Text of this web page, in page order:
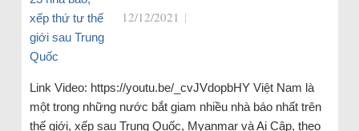
12/12/2021 |
Link Video: https://youtu.be/_cvJVdopbHY Việt Nam là
một trong những nước bắt giam nhiều nhà báo nhất trên
thế giới, xếp sau Trung Quốc, Myanmar và Ai Cập, theo